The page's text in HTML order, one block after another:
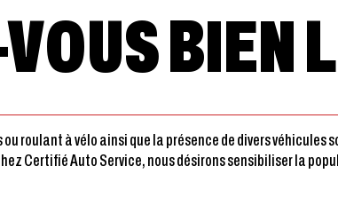
BIEN
roulant à vélo ainsi que la présence de divers
Certifié Auto Service, nous désirons sensibiliser la